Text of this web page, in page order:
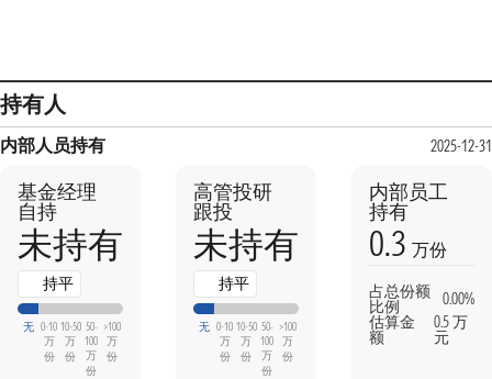
持有人
内部人员持有 2025-12-31
基金经理
自持
未持有
持平
无 0-10
万
份
10-50
万
份
50-
100
万
份
>100
万
份
高管投研
跟投
未持有
持平
无 0-10
万
份
10-50
万
份
50-
100
万
份
>100
万
份
内部员工
持有
0.3 万份
占总份额
比例
0.00%
估算金
额
0.5 万
元